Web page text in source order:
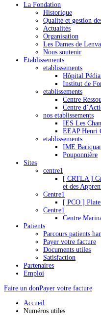
La Fondation
Historique
Qualité et gestion
Actualités
Organisation
Les Dames de
Nous soutenir
Etablissements
etablissements
Hôpital
Institut de
etablissements
Centre
Centre
nos etablissements
IES Les
EEAP Henri
etablissements
IME
Pouponnière
Sites
centre1
[ CRTLA ]
et des
Centre1
[ PCO ]
Centre1
Centre
Patients
Parcours patients
Payer votre facture
Documents utiles
Satisfaction
Partenaires
Emploi
Faire un donPayer votre facture
Accueil
Numéros utiles